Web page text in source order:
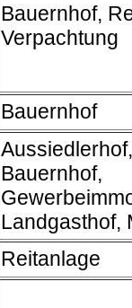
Bauernhof,
Verpachtung
Bauernhof
Bauernhof,
Landgasthof,
Reitanlage